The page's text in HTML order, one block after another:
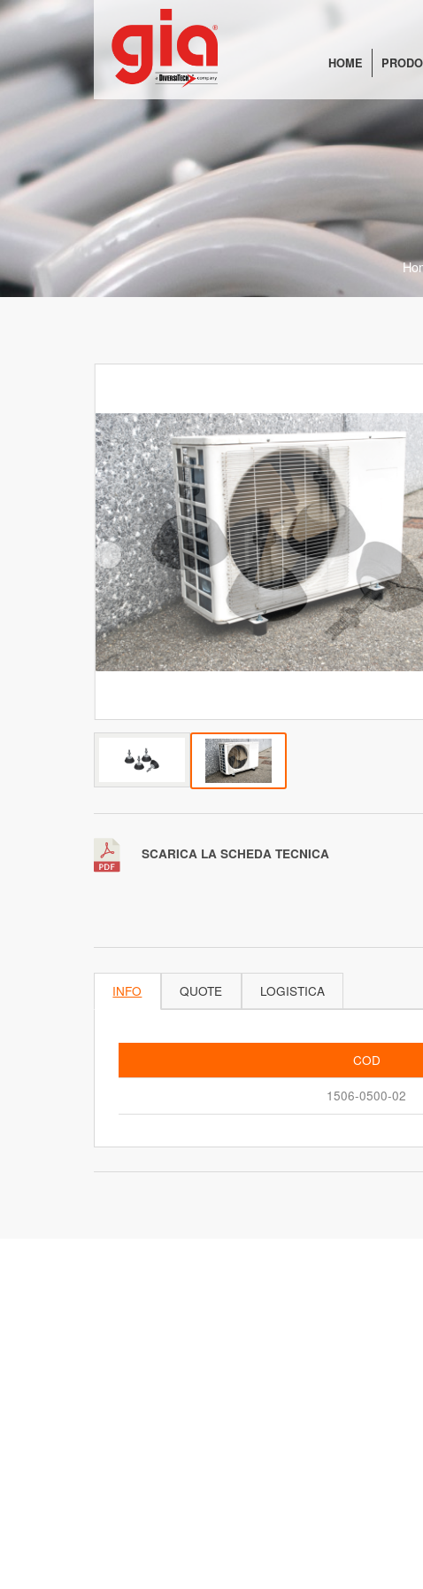
HOME
SCARICA LA SCHEDA TECNICA
INFO QUOTE LOGISTICA
COD
1506-0500-02